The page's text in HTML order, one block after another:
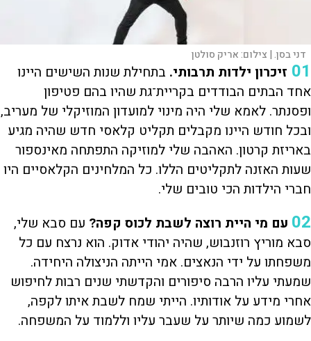
דני בסן. | צילום:אריק סולטן
01 זיכרון ילדות תרבותי. בתחילת שנות השישים היינו
אחד הבתים הבודדים בקריית־גת שהיו בהם פטיפון
ופסנתר. לאמא שלי היה מינוי למועדון המוזיקלי של מעריב,
ובכל חודש היינו מקבלים תקליט קלאסי חדש שהיה מגיע
באריזת קרטון. האהבה שלי למוזיקה התפתחה מאינספור
שעות האזנה לתקליטים הללו. כל המלחינים הקלאסיים היו
חברי הילדות הכי טובים שלי.
02 עם מי היית רוצה לשבת לכוס קפה? עם סבא שלי,
סבא מוריץ רוזנבוש, שהיה יהודי אדוק. הוא נרצח עם כל
משפחתו על ידי הנאצים. אמי הייתה הניצולה היחידה.
שמעתי עליו הרבה סיפורים והקדשתי שנים רבות לחיפוש
אחרי מידע על אודותיו. הייתי שמח לשבת איתו לקפה,
לשמוע כמה שיותר על שעבר עליו וללמוד על המשפחה.